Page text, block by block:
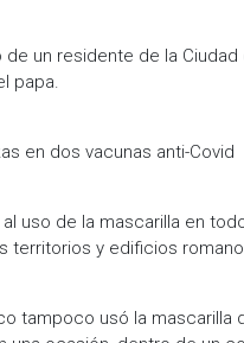
un residente de la
papa.
en dos vacunas anti-Covid
uso de la mascarilla en
territorios y edificios
tampoco usó la mascarilla